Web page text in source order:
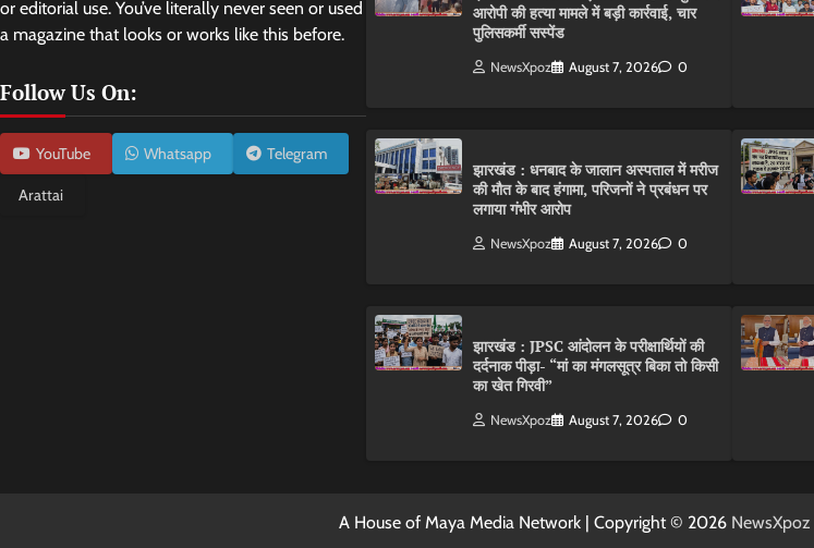
or editorial use. You’ve literally never seen or used
a magazine that looks or works like this before.
Follow Us On:
YouTube Whatsapp Telegram
Arattai
आरोपी की हत्या मामले में बड़ी कार्रवाई, चार
पुलिसकर्मी सस्पेंड
NewsXpoz August 7, 2026 0
झारखंड : धनबाद के जालान अस्पताल में मरीज
की मौत के बाद हंगामा, परिजनों ने प्रबंधन पर
लगाया गंभीर आरोप
NewsXpoz August 7, 2026 0
झारखंड : JPSC आंदोलन के परीक्षार्थियों की
दर्दनाक पीड़ा- “मां का मंगलसूत्र बिका तो किसी
का खेत गिरवी”
NewsXpoz August 7, 2026 0
A House of Maya Media Network | Copyright © 2026 NewsXpoz